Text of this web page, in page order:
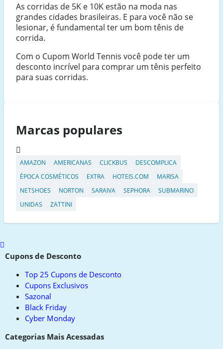
As corridas de 5K e 10K estão na moda nas
grandes cidades brasileiras. E para você não se
lesionar, é fundamental ter um bom tênis de
corrida.
Com o Cupom World Tennis você pode ter um
desconto incrível para comprar um tênis perfeito
para suas corridas.
Marcas populares
AMAZON AMERICANAS CLICKBUS
DESCOMPLICA
ÉPOCA COSMÉTICOS
EXTRA HOTEIS.COM
MARISA
NETSHOES
NORTON SARAIVA SEPHORA
SUBMARINO
UNIDAS
ZATTINI
Scroll
toCupons de Desconto
Top 25 Cupons de Desconto
Cupons Exclusivos
Sazonal
Black Friday
Cyber Monday
Categorias Mais Acessadas